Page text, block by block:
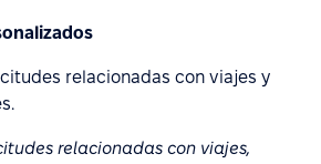
relacionadas con viajes y
relacionadas con viajes,